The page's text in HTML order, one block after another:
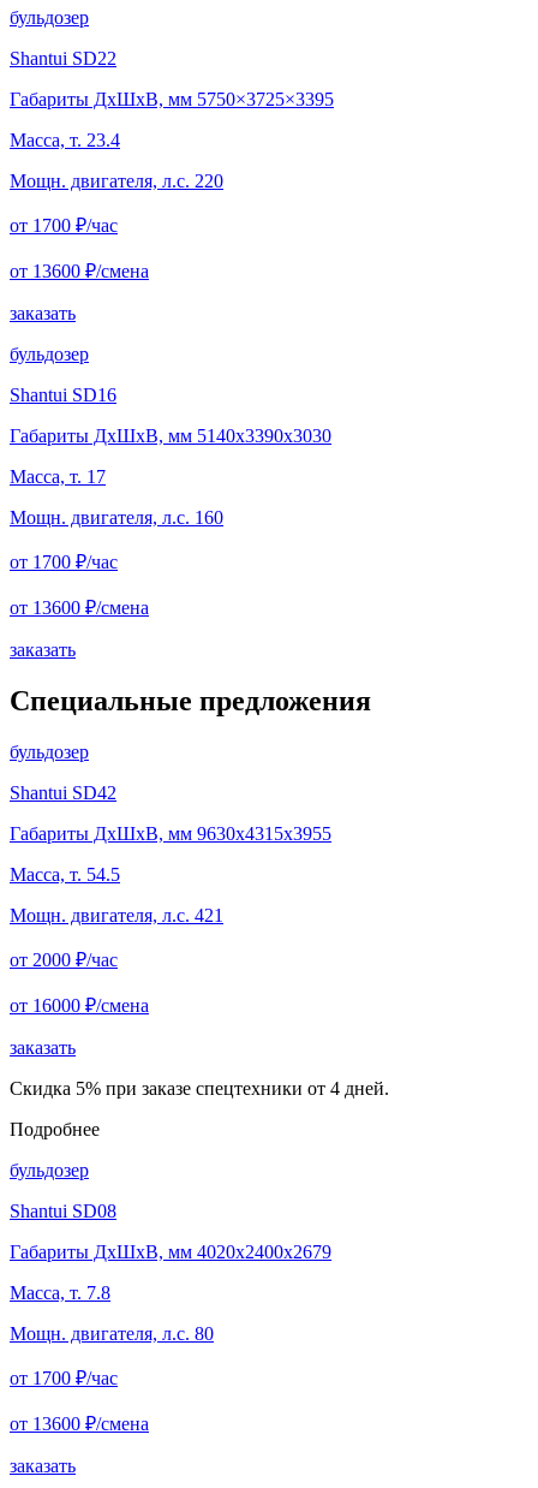
бульдозер
Shantui SD22
Габариты ДхШхВ, мм 5750×3725×3395
Масса, т. 23.4
Мощн. двигателя, л.с. 220
от 1700 ₽/час
от 13600 ₽/смена
заказать
бульдозер
Shantui SD16
Габариты ДхШхВ, мм 5140x3390x3030
Масса, т. 17
Мощн. двигателя, л.с. 160
от 1700 ₽/час
от 13600 ₽/смена
заказать
Специальные предложения
бульдозер
Shantui SD42
Габариты ДхШхВ, мм 9630x4315x3955
Масса, т. 54.5
Мощн. двигателя, л.с. 421
от 2000 ₽/час
от 16000 ₽/смена
заказать
Скидка 5% при заказе спецтехники от 4 дней.
Подробнее
бульдозер
Shantui SD08
Габариты ДхШхВ, мм 4020x2400x2679
Масса, т. 7.8
Мощн. двигателя, л.с. 80
от 1700 ₽/час
от 13600 ₽/смена
заказать